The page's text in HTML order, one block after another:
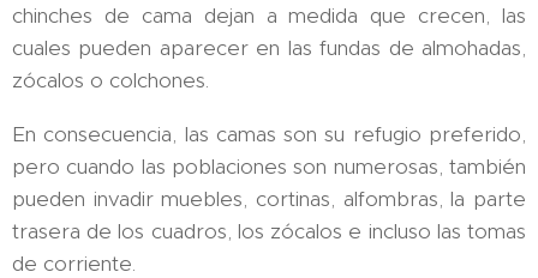
chinches de cama dejan a medida que crecen, las
cuales pueden aparecer en las fundas de almohadas,
zócalos o colchones.
En consecuencia, las camas son su refugio preferido,
pero cuando las poblaciones son numerosas, también
pueden invadir muebles, cortinas, alfombras, la parte
trasera de los cuadros, los zócalos e incluso las tomas
de corriente.